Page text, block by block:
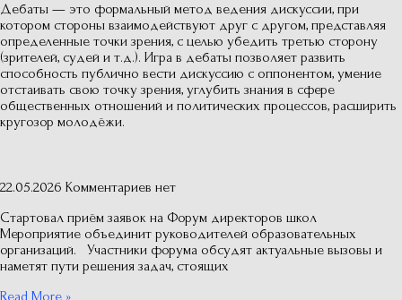
Дебаты — это формальный метод ведения дискуссии, при
котором стороны взаимодействуют друг с другом, представляя
определенные точки зрения, с целью убедить третью сторону
(зрителей, судей и т.д.). Игра в дебаты позволяет развить
способность публично вести дискуссию с оппонентом, умение
отстаивать свою точку зрения, углубить знания в сфере
общественных отношений и политических процессов, расширить
кругозор молодёжи.
22.05.2026 Комментариев нет
Стартовал приём заявок на Форум директоров школ
Мероприятие объединит руководителей образовательных
организаций. Участники форума обсудят актуальные вызовы и
наметят пути решения задач, стоящих